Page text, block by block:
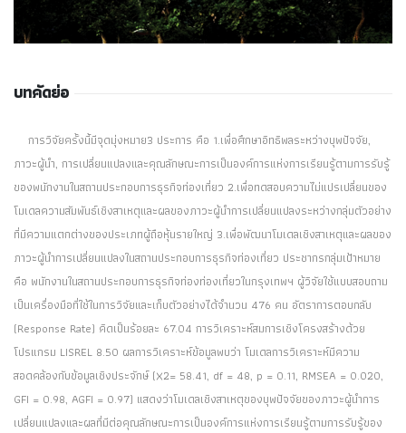
บทคัดย่อ
การวิจัยครั้งนี้มีจุดมุ่งหมาย3 ประการ คือ 1.เพื่อศึกษาอิทธิพลระหว่างบุพปัจจัย,
ภาวะผู้นำ, การเปลี่ยนแปลงและคุณลักษณะการเป็นองค์การแห่งการเรียนรู้ตามการรับรู้
ของพนักงานในสถานประกอบการธุรกิจท่องเที่ยว 2.เพื่อทดสอบความไม่แปรเปลี่ยนของ
โมเดลความสัมพันธ์เชิงสาเหตุและผลของภาวะผู้นำการเปลี่ยนแปลงระหว่างกลุ่มตัวอย่าง
ที่มีความแตกต่างของประเภทผู้ถือหุ้นรายใหญ่ 3.เพื่อพัฒนาโมเดลเชิงสาเหตุและผลของ
ภาวะผู้นำการเปลี่ยนแปลงในสถานประกอบการธุรกิจท่องเที่ยว ประชากรกลุ่มเป้าหมาย
คือ พนักงานในสถานประกอบการธุรกิจท่องท่องเที่ยวในกรุงเทพฯ ผู้วิจัยใช้แบบสอบถาม
เป็นเครื่องมือที่ใช้ในการวิจัยและเก็บตัวอย่างได้จำนวน 476 คน อัตราการตอบกลับ
(Response Rate) คิดเป็นร้อยละ 67.04 การวิเคราะห์สมการเชิงโครงสร้างด้วย
โปรแกรม LISREL 8.50 ผลการวิเคราะห์ข้อมูลพบว่า โมเดลการวิเคราะห์มีความ
สอดคล้องกับข้อมูลเชิงประจักษ์ (X2= 58.41, df = 48, p = 0.11, RMSEA = 0.020,
GFI = 0.98, AGFI = 0.97) แสดงว่าโมเดลเชิงสาเหตุของบุพปัจจัยของภาวะผู้นำการ
เปลี่ยนแปลงและผลที่มีต่อคุณลักษณะการเป็นองค์การแห่งการเรียนรู้ตามการรับรู้ของ